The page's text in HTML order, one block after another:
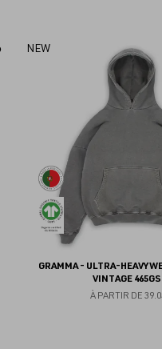
Ajouter
NEW
GRAMMA - ULTRA-
VINTAGE
À PARTIR DE